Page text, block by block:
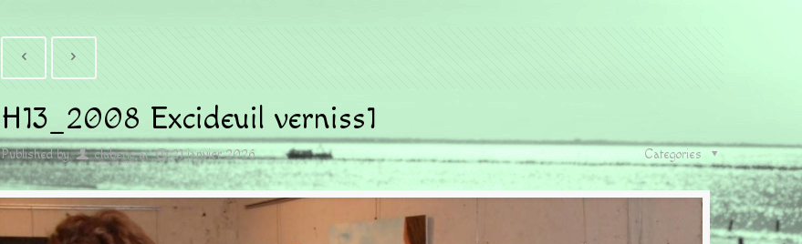
H13_2008 Excideuil verniss1
Published by claberic at 21 janvier 2026 Categories